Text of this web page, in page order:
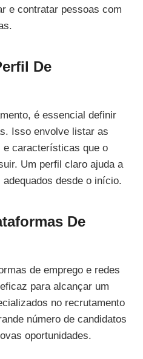
e contratar pessoas com
De
é essencial definir
Isso envolve listar as
e características que o
Um perfil claro ajuda a
desde o início.
De
de emprego e redes
para alcançar um
no recrutamento
número de candidatos
oportunidades.